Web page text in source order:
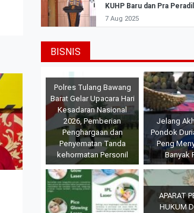
KUHP Baru dan Pra
7 Aug 2025
BISNIS
Polres Tulang Bawang
Barat Gelar Upacara Hari
Kesadaran Nasional
2026, Pemberian
Penghargaan dan
Penyematan Tanda
kehormatan Personil
Jelang
Pondok
Peng
Banyak
APARAT
HUKUM